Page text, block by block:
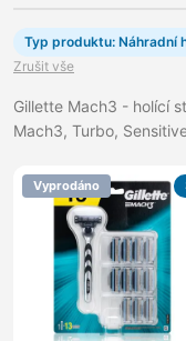
Typ produktu: Náhradní
Zrušit vše
Gillette Mach3 - holící
Mach3, Turbo,
Vyprodáno